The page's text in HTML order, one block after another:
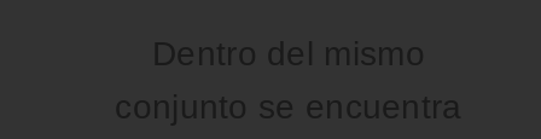
Dentro del mismo
conjunto se encuentra